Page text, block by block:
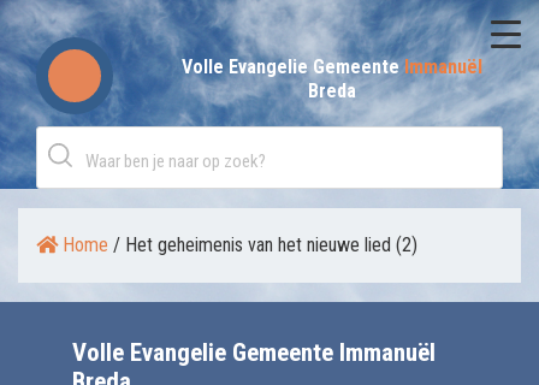
Skip
to
content
Volle Evangelie GemeenteImmanuël
Breda
Home / Het geheimenis van het nieuwe lied (2)
Volle Evangelie Gemeente Immanuël